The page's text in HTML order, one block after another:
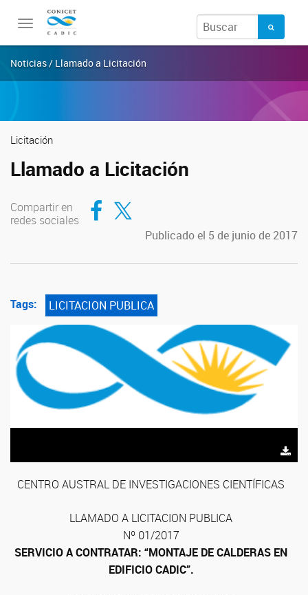
Toggle
Noticias / Llamado a Licitación
Licitación
Llamado a Licitación
Compartir en
redes sociales
Compartir en Facebook
Compartir en Twitter
Publicado el 5 de junio de 2017
Tags: LICITACION PUBLICA
CENTRO AUSTRAL DE INVESTIGACIONES CIENTÍFICAS
LLAMADO A LICITACION PUBLICA
Nº 01/2017
SERVICIO A CONTRATAR: “MONTAJE DE CALDERAS EN
EDIFICIO CADIC”.